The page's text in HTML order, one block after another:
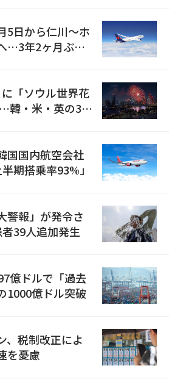
5日から仁川〜ホ
…3年2ヶ月ぶり
「ソウル世界花
韓・米・英の3カ
国国内航空会社
期搭乗率93%」
警報」が発令さ
39人追加発生
億ドルで「過去
1000億ドル突破
、税制改正によ
を憂慮